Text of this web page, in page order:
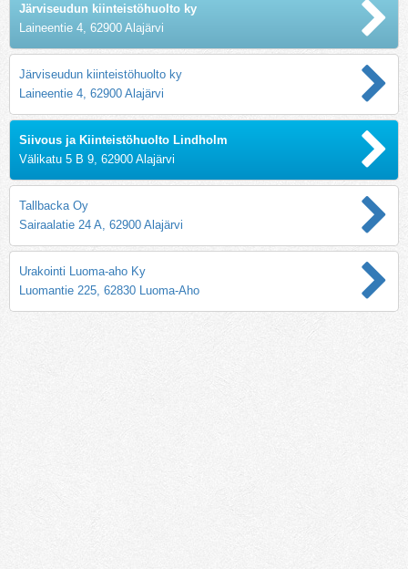
Järviseudun kiinteistöhuolto ky
Laineentie 4, 62900 Alajärvi
Järviseudun kiinteistöhuolto ky
Laineentie 4, 62900 Alajärvi
Siivous ja Kiinteistöhuolto Lindholm
Välikatu 5 B 9, 62900 Alajärvi
Tallbacka Oy
Sairaalatie 24 A, 62900 Alajärvi
Urakointi Luoma-aho Ky
Luomantie 225, 62830 Luoma-Aho